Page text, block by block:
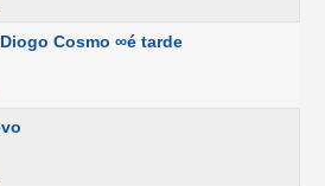
Cosmo ∞é tarde